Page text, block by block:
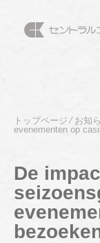
トップページ⁄ お知
evenementen op
De